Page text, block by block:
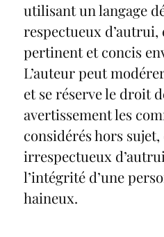
utilisant un langage
respectueux d’autrui,
pertinent et concis
L’auteur peut
et se réserve le droit
avertissement les
considérés hors
irrespectueux
l’intégrité d’une
haineux.